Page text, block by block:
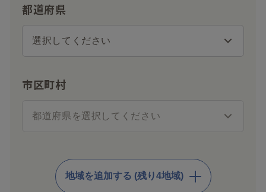
都道府県
市区町村
地域を追加する (残り4地域)